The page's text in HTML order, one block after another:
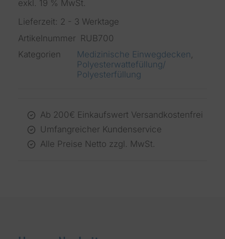
exkl. 19 % MwSt.
Lieferzeit: 2 - 3 Werktage
Artikelnummer RUB700
Kategorien
Medizinische Einwegdecken,
Polyesterwattefüllung/
Polyesterfüllung
Ab 200€ Einkaufswert Versandkostenfrei
Umfangreicher Kundenservice
Alle Preise Netto zzgl. MwSt.